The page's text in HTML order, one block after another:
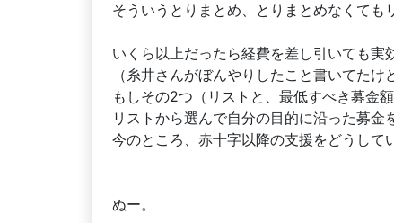
そういうとりまとめ、とりまとめなくても
いくら以上だったら経費を差し引いても実
（糸井さんがぼんやりしたこと書いてたけ
もしその2つ（リストと、最低すべき募金額
リストから選んで自分の目的に沿った募金
今のところ、赤十字以降の支援をどうして
ぬー。